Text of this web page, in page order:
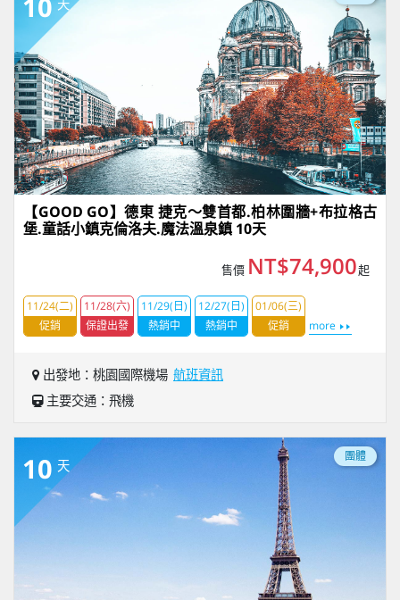
天
【GOOD GO】德東 捷克～雙首都.柏林圍牆+布拉格古
堡.童話小鎮克倫洛夫.魔法溫泉鎮 10天
售價 NT$74,900起
11/24(二)
促銷
11/28(六)
保證出發
11/29(日)
熱銷中
12/27(日)
熱銷中
01/06(三)
促銷
more
出發地：桃園國際機場 航班資訊
主要交通：飛機
10 天
團體